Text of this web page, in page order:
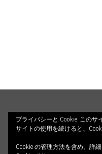
COUNSELING
ILLUSTRATIONS
プライバシーと Cookie: このサ
サイトの使用を続けると、
Cookie の管理方法を含め、詳